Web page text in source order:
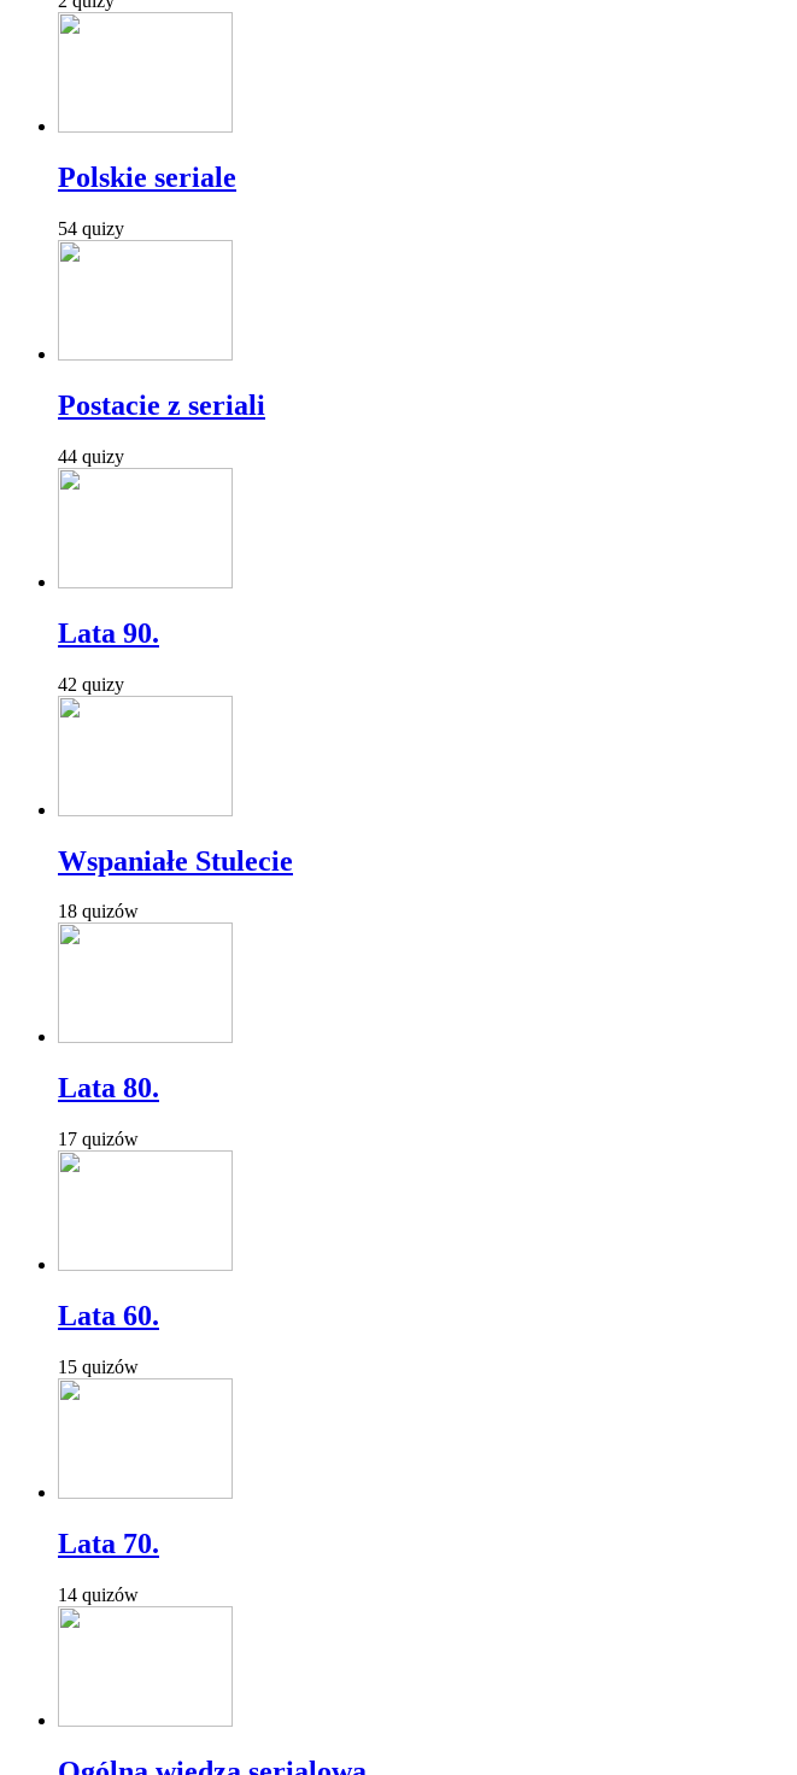
Polskie seriale
54 quizy
Postacie z seriali
44 quizy
Lata 90.
42 quizy
Wspaniałe Stulecie
18 quizów
Lata 80.
17 quizów
Lata 60.
15 quizów
Lata 70.
14 quizów